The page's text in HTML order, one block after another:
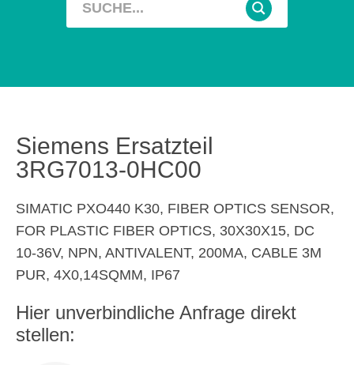
Siemens Ersatzteil
3RG7013-0HC00
SIMATIC PXO440 K30, FIBER OPTICS SENSOR,
FOR PLASTIC FIBER OPTICS, 30X30X15, DC
10-36V, NPN, ANTIVALENT, 200MA, CABLE 3M
PUR, 4X0,14SQMM, IP67
Hier unverbindliche Anfrage direkt
stellen: